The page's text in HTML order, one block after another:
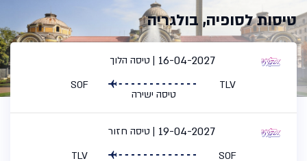
טיסות לסופיה, בולגריה
טיסה הלוך 16-04-2027
TLV
טיסה ישירה
SOF
טיסה חזור 19-04-2027
SOF
TLV